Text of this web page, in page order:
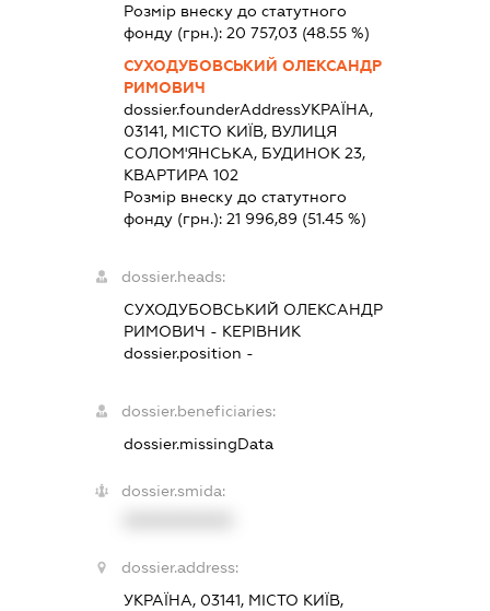
Розмір внеску до статутного
фонду (грн.):20 757,03 (48.55 %)
СУХОДУБОВСЬКИЙ ОЛЕКСАНДР
РИМОВИЧ
dossier.founderAddressУКРАЇНА,
03141, МІСТО КИЇВ, ВУЛИЦЯ
СОЛОМ'ЯНСЬКА, БУДИНОК 23,
КВАРТИРА 102
Розмір внеску до статутного
фонду (грн.):21 996,89 (51.45 %)
dossier.heads:
СУХОДУБОВСЬКИЙ ОЛЕКСАНДР
РИМОВИЧ - КЕРІВНИК
dossier.position -
dossier.beneficiaries:
dossier.missingData
dossier.smida:
dossier.address:
УКРАЇНА, 03141, МІСТО КИЇВ,